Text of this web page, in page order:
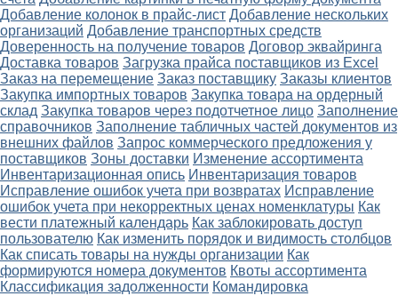
Добавление колонок в прайс-лист Добавление нескольких
организаций Добавление транспортных средств
Доверенность на получение товаров Договор эквайринга
Доставка товаров Загрузка прайса поставщиков из Excel
Заказ на перемещение Заказ поставщику Заказы клиентов
Закупка импортных товаров Закупка товара на ордерный
склад Закупка товаров через подотчетное лицо Заполнение
справочников Заполнение табличных частей документов из
внешних файлов Запрос коммерческого предложения у
поставщиков Зоны доставки Изменение ассортимента
Инвентаризационная опись Инвентаризация товаров
Исправление ошибок учета при возвратах Исправление
ошибок учета при некорректных ценах номенклатуры Как
вести платежный календарь Как заблокировать доступ
пользователю Как изменить порядок и видимость столбцов
Как списать товары на нужды организации Как
формируются номера документов Квоты ассортимента
Классификация задолженности Командировка